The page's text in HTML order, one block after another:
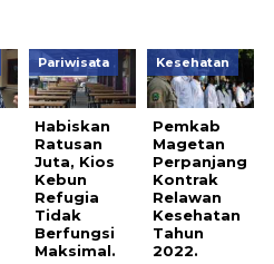
Pariwisata
Habiskan
Ratusan
Juta, Kios
Kebun
Refugia
Tidak
Berfungsi
Maksimal.
Kesehatan
Pemkab
Magetan
Perpanjang
Kontrak
Relawan
Kesehatan
Tahun
2022.